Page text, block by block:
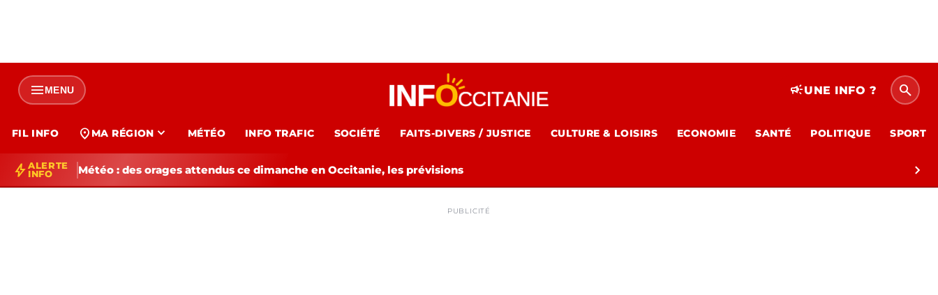
menuMENU campaignUNE INFO ? search
FIL INFO location_on MA RÉGION expand_more MÉTÉO INFO TRAFIC SOCIÉTÉ FAITS-DIVERS / JUSTICE CULTURE & LOISIRS ECONOMIE SANTÉ POLITIQUE SPORT
bolt ALERTE
INFO
Météo : des orages attendus ce dimanche en Occitanie, les prévisions chevron_right
PUBLICITÉ